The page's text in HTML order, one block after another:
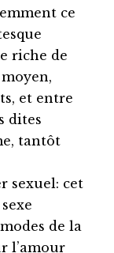
ce
riche de
et entre
dites
tantôt
sexuel: cet
de la
l’amour